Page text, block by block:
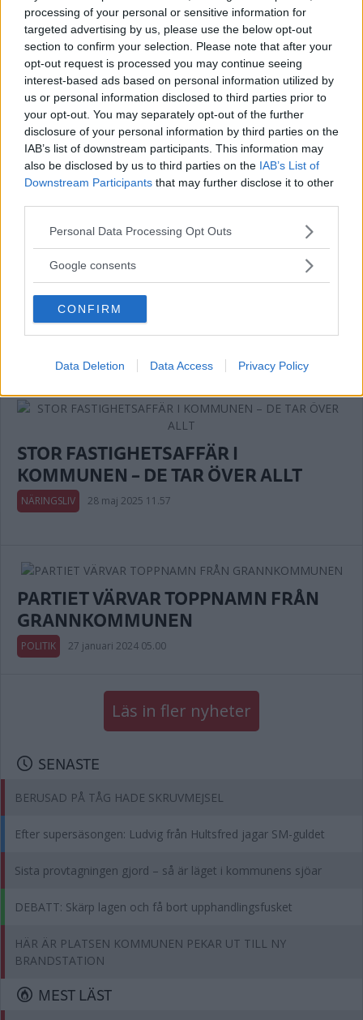
processing of your personal or sensitive information for
targeted advertising by us, please use the below opt-out
section to confirm your selection. Please note that after your
opt-out request is processed you may continue seeing
interest-based ads based on personal information utilized by
us or personal information disclosed to third parties prior to
your opt-out. You may separately opt-out of the further
disclosure of your personal information by third parties on the
IAB’s list of downstream participants. This information may
also be disclosed by us to third parties on the IAB’s List of
Downstream Participants that may further disclose it to other
Please note that this website/app uses one or more Google
not limited to your visit or usage behaviour. You may click to
use your data for below specified purposes in below Google
consent section.
Personal Data Processing Opt Outs
Google consents
CONFIRM
Data Deletion Data Access Privacy Policy
Begagnatmarknaden tog emot sitt pris
på fullmäktige
NYHETER 15 december 2025 17.28
FÖRETAGARE RASAR EFTER
HUNDINSPEKTION – VILL STÄMMA
KOMMUNEN PÅ MILJONER
STOR FASTIGHETSAFFÄR I
KOMMUNEN – DE TAR ÖVER ALLT
NÄRINGSLIV 28 maj 2025 11.57
PARTIET VÄRVAR TOPPNAMN FRÅN
GRANNKOMMUNEN
POLITIK 27 januari 2024 05.00
Läs in fler nyheter
SENASTE
BERUSAD PÅ TÅG HADE SKRUVMEJSEL
Efter supersäsongen: Ludvig från Hultsfred jagar SM-guldet
Sista provtagningen gjord – så är läget i kommunens sjöar
DEBATT: Skärp lagen och få bort upphandlingsfusket
HÄR ÄR PLATSEN KOMMUNEN PEKAR UT TILL NY
BRANDSTATION
MEST LÄST